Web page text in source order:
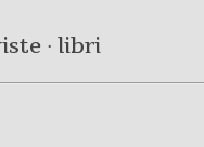
· libri